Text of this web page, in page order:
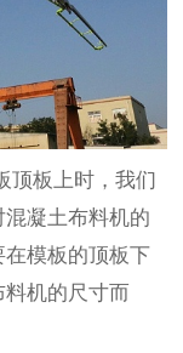
顶板上时，我们
凝土布料机的
模板的顶板下
机的尺寸而